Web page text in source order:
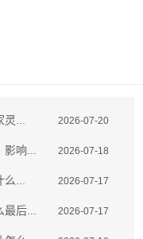
... 2026-07-20
响... 2026-07-18
... 2026-07-17
后... 2026-07-17